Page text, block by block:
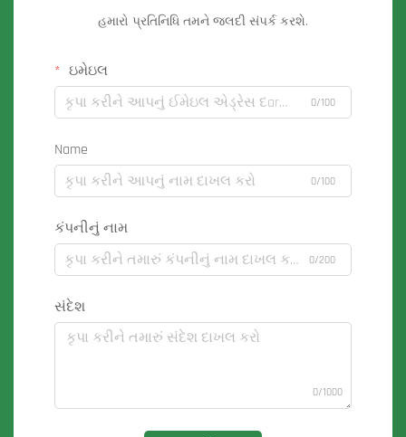
હમારો પ્રતિનિધિ તમને જલદી સંપર્ક કરશે.
ઇમેઇલ
0/100
Name
0/100
કંપનીનું નામ
0/200
સંદેશ
0/1000